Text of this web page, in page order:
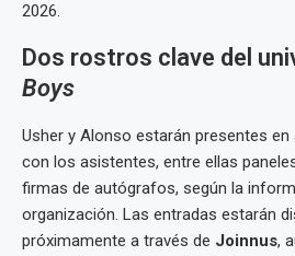
2026.
Dos rostros clave del
Boys
Usher y Alonso estarán presentes
con los asistentes, entre ellas
firmas de autógrafos, según la
organización. Las entradas estarán
próximamente a través de Joinnus,